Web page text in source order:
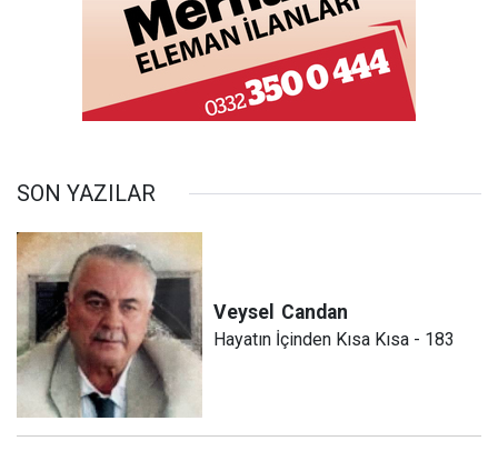
SON YAZILAR
Veysel Candan
Hayatın İçinden Kısa Kısa - 183